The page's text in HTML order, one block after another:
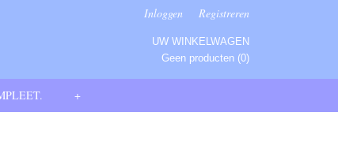
Inloggen Registreren
UW WINKELWAGEN
Geen producten (0)
+